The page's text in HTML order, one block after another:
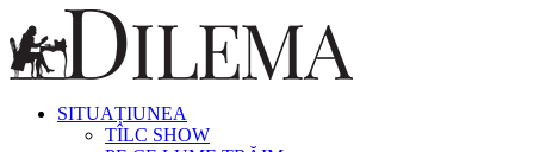
SITUAȚIUNEA
TÎLC SHOW